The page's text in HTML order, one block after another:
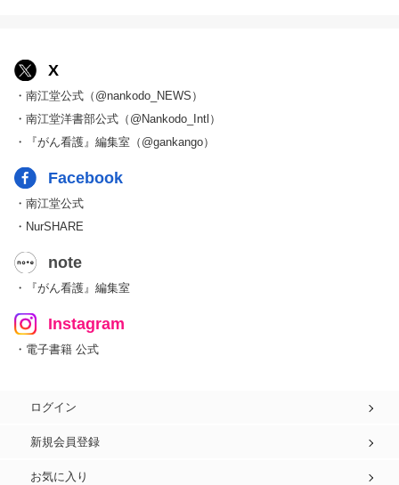
X
・南江堂公式（@nankodo_NEWS）
・南江堂洋書部公式（@Nankodo_Intl）
・『がん看護』編集室（@gankango）
Facebook
・南江堂公式
・NurSHARE
note
・『がん看護』編集室
Instagram
・電子書籍 公式
ログイン
新規会員登録
お気に入り